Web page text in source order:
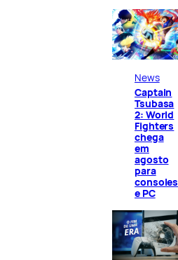
News
Captain
Tsubasa
2: World
Fighters
chega
em
agosto
para
consoles
e PC